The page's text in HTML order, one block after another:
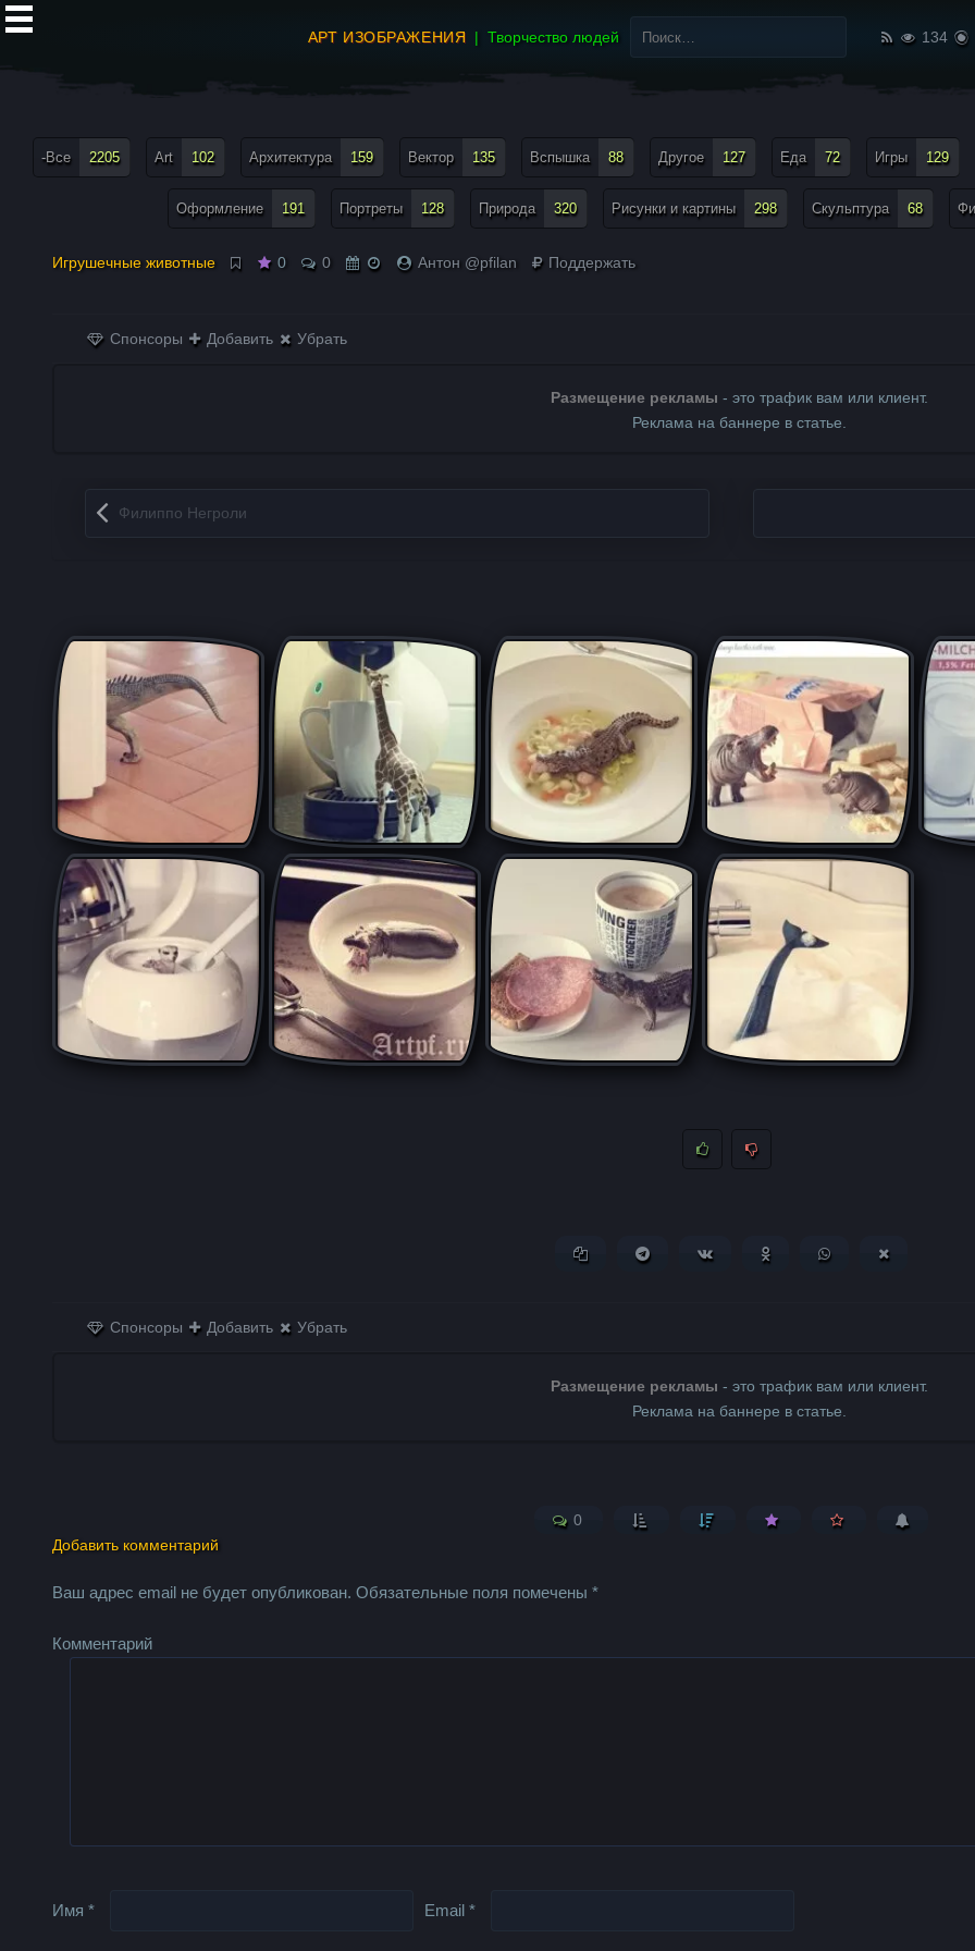
АРТ ИЗОБРАЖЕНИЯ Творчество людей
Найти:
134
-Все 2205 Art 102 Архитектура 159 Вектор 135 Вспышка 88 Другое 127 Еда 72 Игры 129
Оформление 191 Портреты 128 Природа 320 Рисунки и картины 298 Скульптура 68
Игрушечные животные 0 0 Антон @pfilan Поддержать
Спонсоры Добавить Убрать
Размещение рекламы - это трафик вам или клиент.
Реклама на баннере в статье.
Запись навигация
Филиппо Негроли
Копировать ссылкуПоделиться в Telegram
Поделиться ВКонтакте
Поделиться вПоделиться в
Спонсоры Добавить Убрать
Размещение рекламы - это трафик вам или клиент.
Реклама на баннере в статье.
0
Добавить комментарий
Ваш адрес email не будет опубликован. Обязательные поля помечены*
Комментарий
Имя* Email*